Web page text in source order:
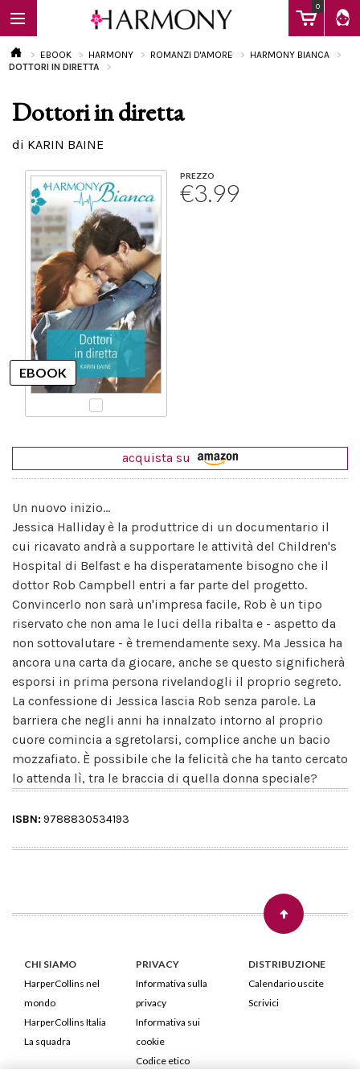
0
EBOOK
Calendario
EBOOK HARMONY ROMANZI D'AMORE
HARMONY BIANCA
DOTTORI IN DIRETTA
Dottori in diretta
di KARIN BAINE
PREZZO
€3.99
acquista su
Un nuovo inizio...
Jessica Halliday è la produttrice di un documentario il
cui ricavato andrà a supportare le attività del Children's
Hospital di Belfast e ha disperatamente bisogno che il
dottor Rob Campbell entri a far parte del progetto.
Convincerlo non sarà un'impresa facile, Rob è un tipo
riservato che non ama le luci della ribalta e - aspetto da
non sottovalutare - è tremendamente sexy. Ma Jessica ha
ancora una carta da giocare, anche se questo significherà
esporsi in prima persona rivelandogli il proprio segreto.
La confessione di Jessica lascia Rob senza parole. La
barriera che negli anni ha innalzato intorno al proprio
cuore comincia a sgretolarsi, complice anche un bacio
mozzafiato. È possibile che la felicità che ha tanto cercato
lo attenda lì, tra le braccia di quella donna speciale?
ISBN: 9788830534193
CHI SIAMO
HarperCollins nel
mondo
HarperCollins Italia
La squadra
PRIVACY
Informativa sulla
privacy
Informativa sui
cookie
Codice etico
DISTRIBUZIONE
Calendario uscite
Scrivici